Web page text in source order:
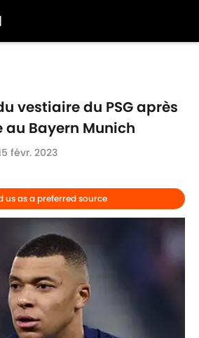
vestiaire du PSG après
Bayern Munich
févr. 2023
us as a preferred source